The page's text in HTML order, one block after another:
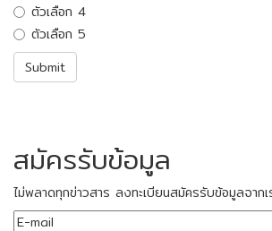
ตัวเลือก 4
ตัวเลือก 5
สมัครรับข้อมูล
ไม่พลาดทุกข่าวสาร ลงทะเบียนสมัครรับข้อมูลจากเ